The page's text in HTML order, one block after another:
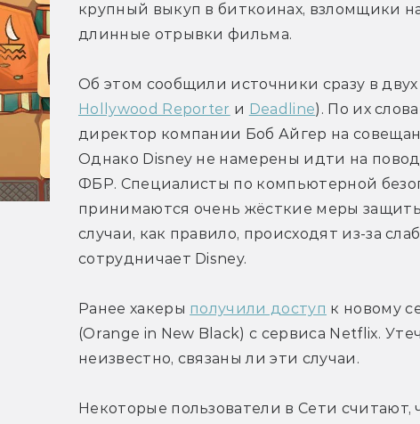
крупный выкуп в биткоинах, взломщики
длинные отрывки фильма.
Об этом сообщили источники сразу в
Hollywood Reporter и Deadline). По их
директор компании Боб Айгер на
Однако Disney не намерены идти на
ФБР. Специалисты по компьютерной
принимаются очень жёсткие меры
случаи, как правило, происходят из-за
сотрудничает Disney.
Ранее хакеры получили доступ к новому
(Orange in New Black) с сервиса Netflix.
неизвестно, связаны ли эти случаи.
Некоторые пользователи в Сети считают,